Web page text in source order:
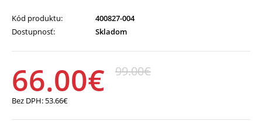
Kód produktu:
400827-004
Dostupnosť:
Skladom
66.00€ 99.00€
Bez DPH: 53.66€